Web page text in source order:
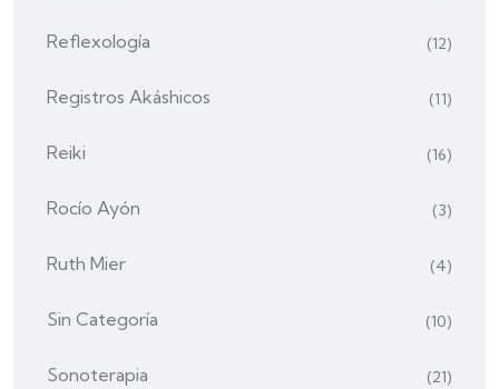
Reflexología (12)
Registros Akáshicos (11)
Reiki (16)
Rocío Ayón (3)
Ruth Mier (4)
Sin Categoría (10)
Sonoterapia (21)